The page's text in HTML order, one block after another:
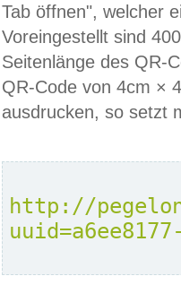
Tab öffnen", welcher
Voreingestellt sind
Seitenlänge des QR-
QR-Code von 4cm ×
ausdrucken, so setzt
http://